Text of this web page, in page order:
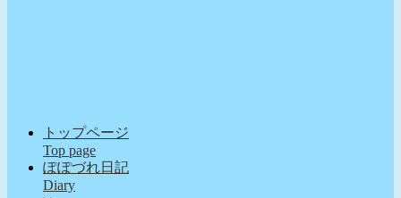
トップページ
Top page
ぽぽづれ日記
Diary